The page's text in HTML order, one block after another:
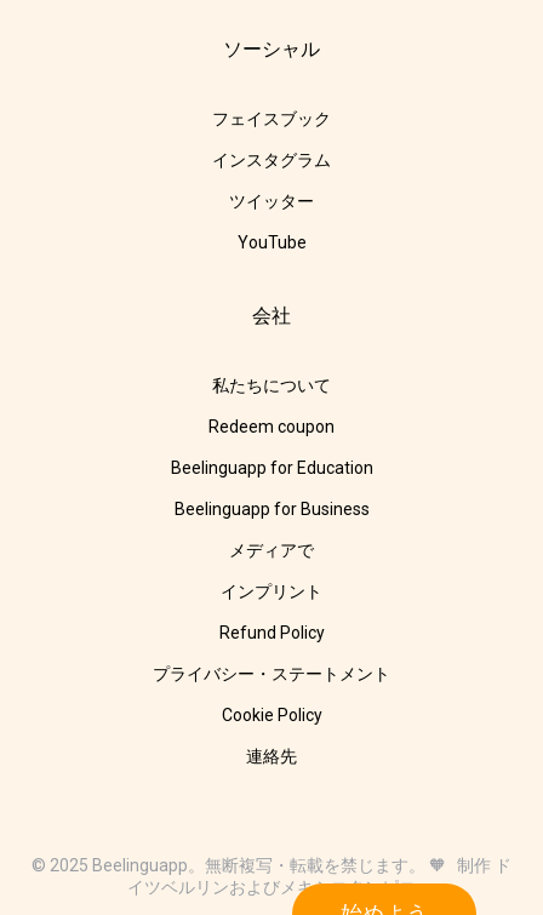
ソーシャル
フェイスブック
インスタグラム
ツイッター
YouTube
会社
私たちについて
Redeem coupon
Beelinguapp for Education
Beelinguapp for Business
メディアで
インプリント
Refund Policy
プライバシー・ステートメント
Cookie Policy
連絡先
© 2025 Beelinguapp。無断複写・転載を禁じます。 🧡 制作 ド
イツベルリンおよびメキシコタンピコ